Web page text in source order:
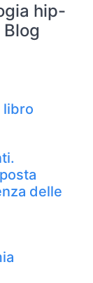
hip-
libro
delle